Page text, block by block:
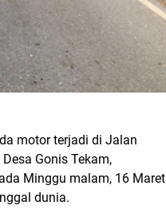
motor terjadi di Jalan
Gonis Tekam,
Minggu malam, 16 Maret
dunia.